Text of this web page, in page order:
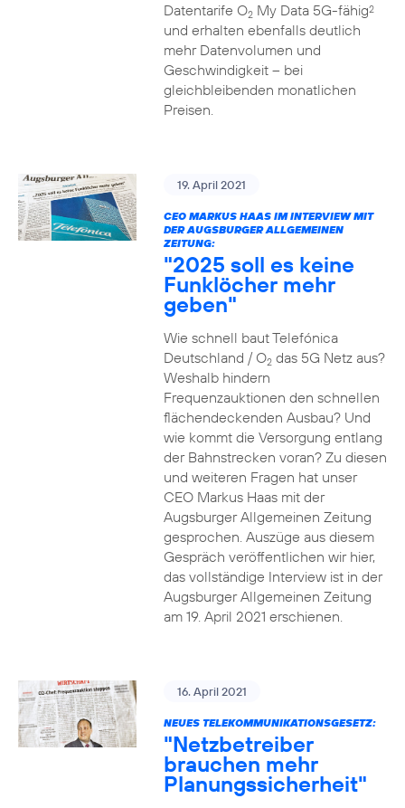
Datentarife O2My Data 5G-fähig2
und erhalten ebenfalls deutlich
mehr Datenvolumen und
Geschwindigkeit – bei
gleichbleibenden monatlichen
Preisen.
19. April 2021
CEO MARKUS HAAS IM INTERVIEW MIT
DER AUGSBURGER ALLGEMEINEN
ZEITUNG:
"2025 soll es keine
Funklöcher mehr
geben"
Wie schnell baut Telefónica
Deutschland / O2das 5G Netz aus?
Weshalb hindern
Frequenzauktionen den schnellen
flächendeckenden Ausbau? Und
wie kommt die Versorgung entlang
der Bahnstrecken voran? Zu diesen
und weiteren Fragen hat unser
CEO Markus Haas mit der
Augsburger Allgemeinen Zeitung
gesprochen. Auszüge aus diesem
Gespräch veröffentlichen wir hier,
das vollständige Interview ist in der
Augsburger Allgemeinen Zeitung
am 19. April 2021 erschienen.
16. April 2021
NEUES TELEKOMMUNIKATIONSGESETZ:
"Netzbetreiber
brauchen mehr
Planungssicherheit"